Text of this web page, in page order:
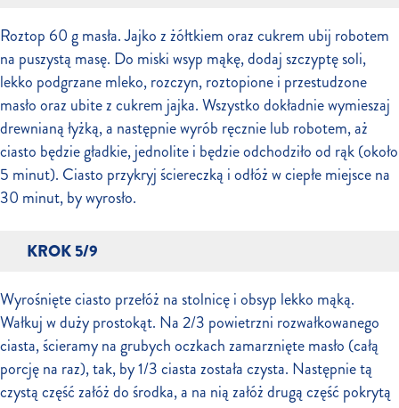
Roztop 60 g masła. Jajko z żółtkiem oraz cukrem ubij robotem
na puszystą masę. Do miski wsyp mąkę, dodaj szczyptę soli,
lekko podgrzane mleko, rozczyn, roztopione i przestudzone
masło oraz ubite z cukrem jajka. Wszystko dokładnie wymieszaj
drewnianą łyżką, a następnie wyrób ręcznie lub robotem, aż
ciasto będzie gładkie, jednolite i będzie odchodziło od rąk (około
5 minut). Ciasto przykryj ściereczką i odłóż w ciepłe miejsce na
30 minut, by wyrosło.
KROK 5/9
Wyrośnięte ciasto przełóż na stolnicę i obsyp lekko mąką.
Wałkuj w duży prostokąt. Na 2/3 powietrzni rozwałkowanego
ciasta, ścieramy na grubych oczkach zamarznięte masło (całą
porcję na raz), tak, by 1/3 ciasta została czysta. Następnie tą
czystą część załóż do środka, a na nią załóż drugą część pokrytą